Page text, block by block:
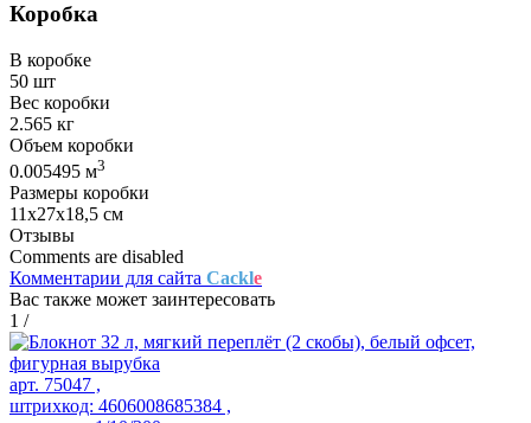
Коробка
В коробке
50 шт
Вес коробки
2.565 кг
Объем коробки
0.005495 м3
Размеры коробки
11х27х18,5 см
Отзывы
Comments are disabled
Комментарии для сайта Cackle
Вас также может заинтересовать
1 /
арт. 75047 ,
штрихкод: 4606008685384 ,